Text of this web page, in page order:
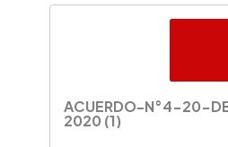
ACUERDO-N°4-20-
2020 (1)